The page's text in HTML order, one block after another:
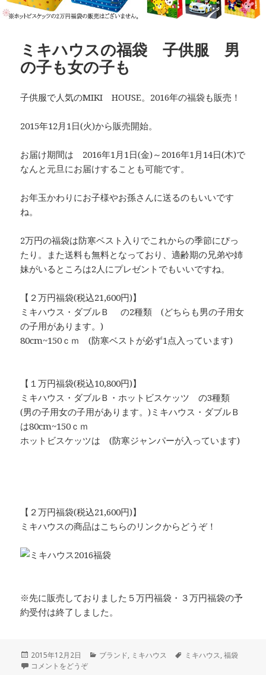
ミキハウスの福袋 子供服 男
の子も女の子も
子供服で人気のMIKI HOUSE。2016年の福袋も販売！
2015年12月1日(火)から販売開始。
お届け期間は 2016年1月1日(金)～2016年1月14日(木)で
なんと元旦にお届けすることも可能です。
お年玉かわりにお子様やお孫さんに送るのもいいです
ね。
2万円の福袋は防寒ベスト入りでこれからの季節にぴっ
たり。また送料も無料となっており、適齢期の兄弟や姉
妹がいるところは2人にプレゼントでもいいですね。
【２万円福袋(税込21,600円)】
ミキハウス・ダブルＢ の2種類 (どちらも男の子用女
の子用があります。)
80cm~150ｃｍ (防寒ベストが必ず1点入っています)
【１万円福袋(税込10,800円)】
ミキハウス・ダブルＢ・ホットビスケッツ の3種類
(男の子用女の子用があります。)ミキハウス・ダブルＢ
は80cm~150ｃｍ
ホットビスケッツは (防寒ジャンパーが入っています)
【２万円福袋(税込21,600円)】
ミキハウスの商品はこちらのリンクからどうぞ！
※先に販売しておりました５万円福袋・３万円福袋の予
約受付は終了しました。
投
稿
2015年12月2日
カ
ブランド, ミキハウス
タ
ミキハウス,福袋
コメントをどうぞ